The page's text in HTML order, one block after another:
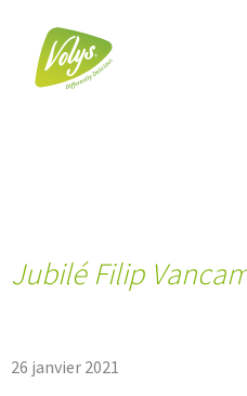
Jubilé Filip
26 janvier 2021